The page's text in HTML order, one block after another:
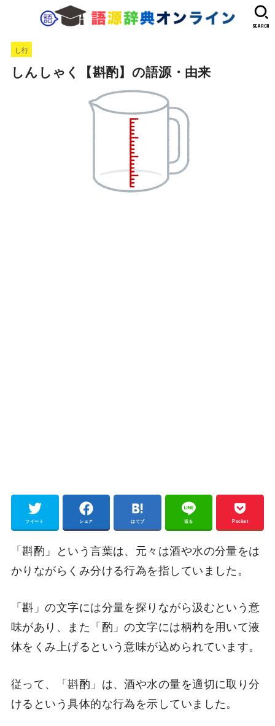
SEARCH
し行
しんしゃく【斟酌】の語源・由来
ツイート シェア はてブ 送る Pocket
「斟酌」という言葉は、元々は酒や水の分量をは
かりながらくみ分ける行為を指していました。
「斟」の文字には分量を探りながら汲むという意
味があり、また「酌」の文字には柄杓を用いて液
体をくみ上げるという意味が込められています。
従って、「斟酌」は、酒や水の量を適切に取り分
けるという具体的な行為を示していました。